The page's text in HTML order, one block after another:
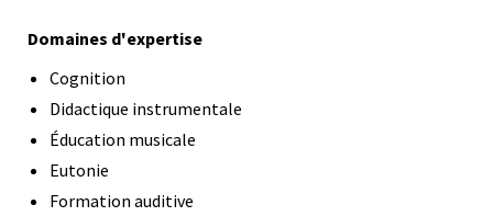
Domaines d'expertise
Cognition
Didactique instrumentale
Éducation musicale
Eutonie
Formation auditive